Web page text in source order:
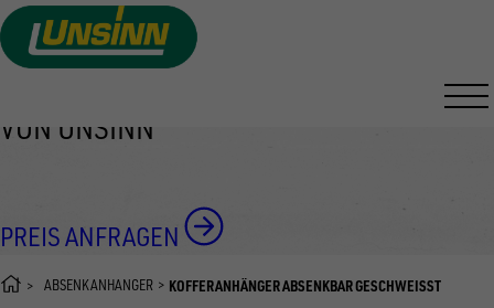
Direkt
zum
KOFFERANHÄNGER
ABSENKBAR GESCHWEISST
VON UNSINN
PREIS ANFRAGEN
ABSENKANHÄNGER KOFFERANHÄNGER ABSENKBAR GESCHWEISST